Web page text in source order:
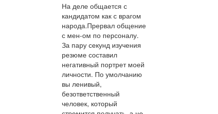
На деле общается с
кандидатом как с врагом
народа.Прервал общение
с мен-ом по персоналу.
За пару секунд изучения
резюме составил
негативный портрет моей
личности. По умолчанию
вы ленивый,
безответственный
человек, который